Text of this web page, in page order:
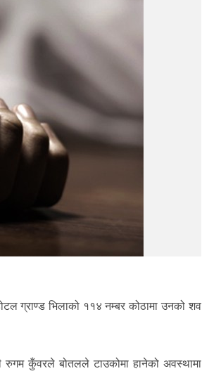
ग्राण्ड भिलाको ११४ नम्बर कोठामा उनको शव
रुगम कुँवरले बोतलले टाउकोमा हानेको अवस्थामा